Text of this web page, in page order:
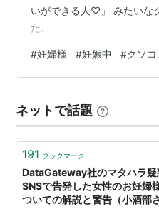
いができる人♡」 みたいな
た。
#妊婦様 #妊娠中 #クソコ
ネットで話題
191 ブックマーク
DataGateway社のマタハラ疑
SNSで告発した女性のお妊婦
ついての解説と警告（小酒部